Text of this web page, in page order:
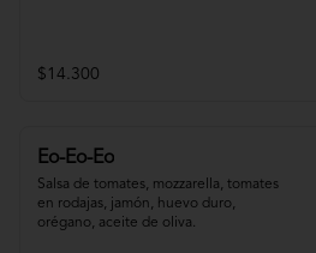
$14.300
Eo-Eo-Eo
Salsa de tomates, mozzarella, tomates
en rodajas, jamón, huevo duro,
orégano, aceite de oliva.